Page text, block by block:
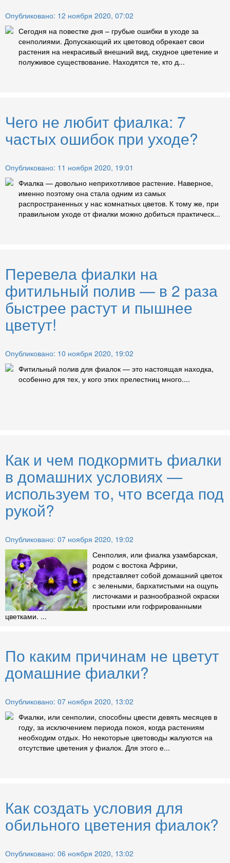
Опубликовано: 12 ноября 2020, 07:02
Сегодня на повестке дня – грубые ошибки в уходе за
сенполиями. Допускающий их цветовод обрекает свои
растения на некрасивый внешний вид, скудное цветение и
полуживое существование. Находятся те, кто д...
Чего не любит фиалка: 7
частых ошибок при уходе?
Опубликовано: 11 ноября 2020, 19:01
Фиалка — довольно неприхотливое растение. Наверное,
именно поэтому она стала одним из самых
распространенных у нас комнатных цветов. К тому же, при
правильном уходе от фиалки можно добиться практическ...
Перевела фиалки на
фитильный полив — в 2 раза
быстрее растут и пышнее
цветут!
Опубликовано: 10 ноября 2020, 19:02
Фитильный полив для фиалок — это настоящая находка,
особенно для тех, у кого этих прелестниц много....
Как и чем подкормить фиалки
в домашних условиях —
используем то, что всегда под
рукой?
Опубликовано: 07 ноября 2020, 19:02
Сенполия, или фиалка узамбарская,
родом с востока Африки,
представляет собой домашний цветок
с зелеными, бархатистыми на ощупь
листочками и разнообразной окраски
простыми или гофрированными
цветками. ...
По каким причинам не цветут
домашние фиалки?
Опубликовано: 07 ноября 2020, 13:02
Фиалки, или сенполии, способны цвести девять месяцев в
году, за исключением периода покоя, когда растениям
необходим отдых. Но некоторые цветоводы жалуются на
отсутствие цветения у фиалок. Для этого е...
Как создать условия для
обильного цветения фиалок?
Опубликовано: 06 ноября 2020, 13:02